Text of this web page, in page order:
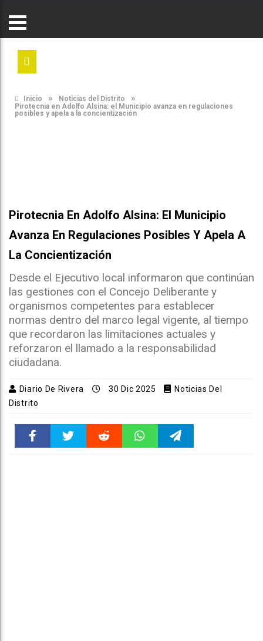
Inicio » Noticias del Distrito »
Pirotecnia en Adolfo Alsina: el Municipio avanza en regulaciones
posibles y apela a la concientización
Pirotecnia En Adolfo Alsina: El Municipio
Avanza En Regulaciones Posibles Y Apela A
La Concientización
Desde el Ejecutivo local informaron que continúan
las gestiones con el Concejo Deliberante y
organismos competentes para establecer
normas dentro del marco legal vigente, al tiempo
que recordaron las limitaciones actuales y
reforzaron el llamado a la responsabilidad
ciudadana.
Diario De Rivera 30 Dic 2025
Noticias Del
Distrito